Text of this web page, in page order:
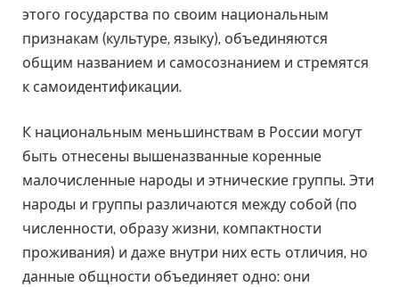
этого государства по своим национальным
признакам (культуре, языку), объединяются
общим названием и самосознанием и стремятся
к самоидентификации.
К национальным меньшинствам в России могут
быть отнесены вышеназванные коренные
малочисленные народы и этнические группы. Эти
народы и группы различаются между собой (по
численности, образу жизни, компактности
проживания) и даже внутри них есть отличия, но
данные общности объединяет одно: они